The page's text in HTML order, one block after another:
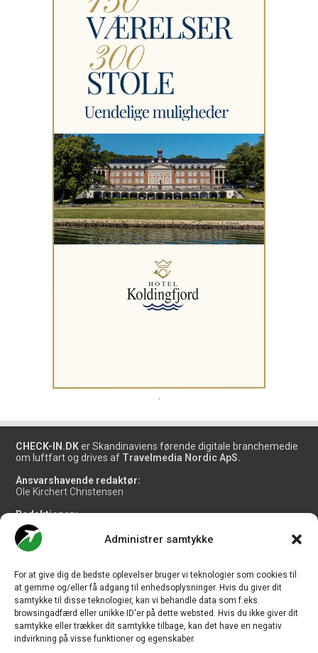
Administrer samtykke
For at give dig de bedste oplevelser bruger vi teknologier som cookies til
at gemme og/eller få adgang til enhedsoplysninger. Hvis du giver dit
samtykke til disse teknologier, kan vi behandle data som f.eks.
browsingadfærd eller unikke ID'er på dette websted. Hvis du ikke giver dit
samtykke eller trækker dit samtykke tilbage, kan det have en negativ
indvirkning på visse funktioner og egenskaber.
CHECK-IN.DK er Skandinaviens førende digitale branchemedie
om luftfart og drives af Travelmedia Nordic ApS.
Ansvarshavende redaktør:
Ole Kirchert Christensen
Redaktionen:
Christian Granhøj Skouboe
Henrik Baumgarten
Danny Longhi Andreasen
Salg og jobannoncer:
salg@travelmedianordic.com
Vi tager ansvar for indholdet og er tilmeldt